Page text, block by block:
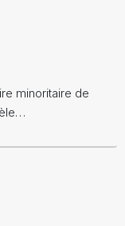
minoritaire de